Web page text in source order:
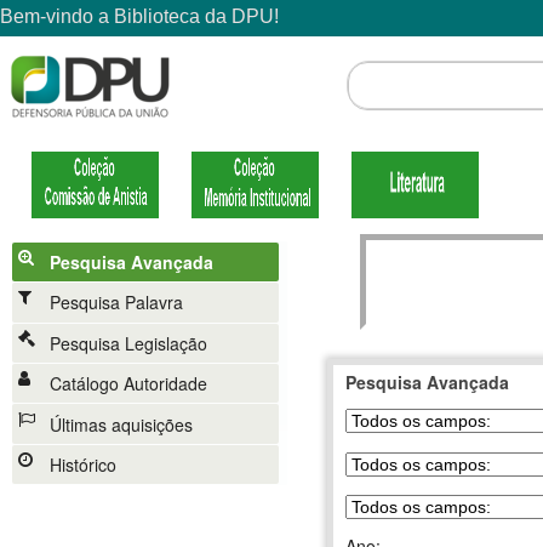
Pesquisa Avançada
Pesquisa Palavra
Pesquisa Legislação
Catálogo Autoridade
Últimas aquisições
Histórico
Pesquisa Avançada